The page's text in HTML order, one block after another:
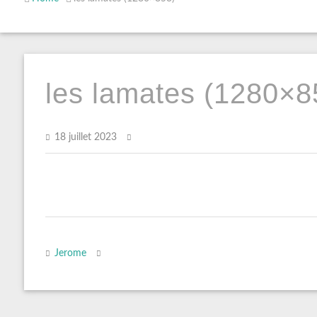
les lamates
18 juillet 2023
Jerome